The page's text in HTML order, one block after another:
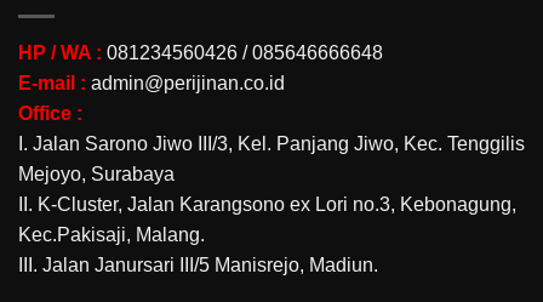
HP / WA : 081234560426 / 085646666648
E-mail : admin@perijinan.co.id
Office :
I. Jalan Sarono Jiwo III/3, Kel. Panjang Jiwo, Kec. Tenggilis
Mejoyo, Surabaya
II. K-Cluster, Jalan Karangsono ex Lori no.3, Kebonagung,
Kec.Pakisaji, Malang.
III. Jalan Janursari III/5 Manisrejo, Madiun.